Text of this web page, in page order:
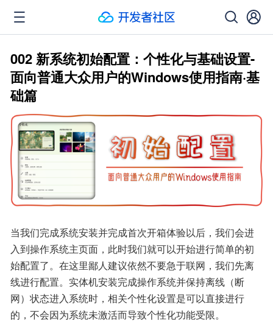
002 新系统初始配置：个性化与基础设置-
面向普通大众用户的Windows使用指南·基
础篇
当我们完成系统安装并完成首次开箱体验以后，我们会进
入到操作系统主页面，此时我们就可以开始进行简单的初
始配置了。在这里鄙人建议依然不要急于联网，我们先离
线进行配置。实体机安装完成操作系统并保持离线（断
网）状态进入系统时，相关个性化设置是可以直接进行
的，不会因为系统未激活而导致个性化功能受限。